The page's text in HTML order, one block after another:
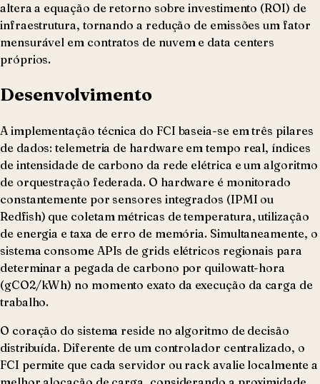
altera a equação de retorno sobre investimento (ROI) de
infraestrutura, tornando a redução de emissões um fator
mensurável em contratos de nuvem e data centers
próprios.
Desenvolvimento
A implementação técnica do FCI baseia-se em três pilares
de dados: telemetria de hardware em tempo real, índices
de intensidade de carbono da rede elétrica e um algoritmo
de orquestração federada. O hardware é monitorado
constantemente por sensores integrados (IPMI ou
Redfish) que coletam métricas de temperatura, utilização
de energia e taxa de erro de memória. Simultaneamente, o
sistema consome APIs de grids elétricos regionais para
determinar a pegada de carbono por quilowatt-hora
(gCO2/kWh) no momento exato da execução da carga de
trabalho.
O coração do sistema reside no algoritmo de decisão
distribuída. Diferente de um controlador centralizado, o
FCI permite que cada servidor ou rack avalie localmente a